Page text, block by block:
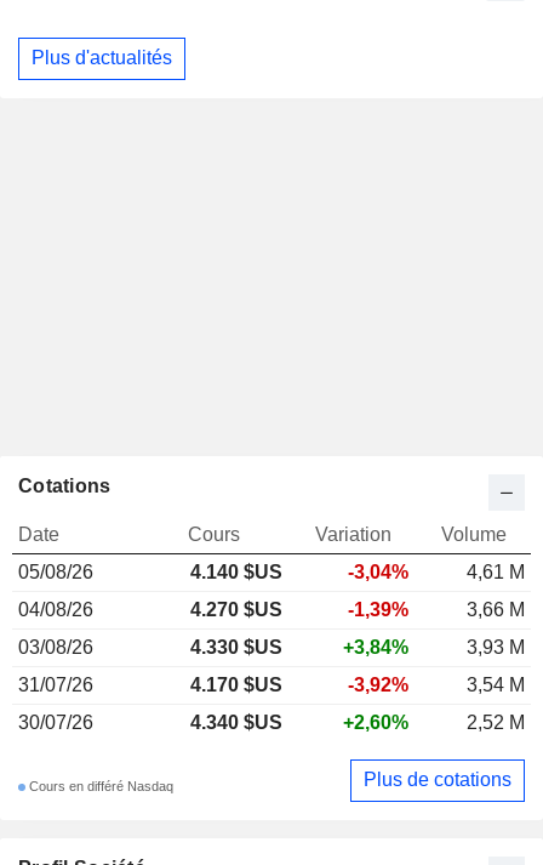
Plus d'actualités
Cotations
Date Cours Variation
Volume
05/08/26
4.140 $US -3,04%
4,61 M
04/08/26
4.270 $US -1,39%
3,66 M
03/08/26
4.330 $US +3,84%
3,93 M
31/07/26
4.170 $US -3,92%
3,54 M
30/07/26
4.340 $US +2,60% 2,52 M
Cours en différé Nasdaq Plus de cotations